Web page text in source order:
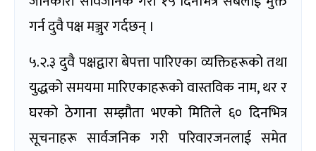
गर्न दुवै पक्ष मञ्जुर गर्दछन् ।
५.२.३ दुवै पक्षद्वारा बेपत्ता पारिएका व्यक्तिहरूको तथा
युद्धको समयमा मारिएकाहरूको वास्तविक नाम, थर र
घरको ठेगाना सम्झौता भएको मितिले ६० दिनभित्र
सूचनाहरू सार्वजनिक गरी परिवारजनलाई समेत